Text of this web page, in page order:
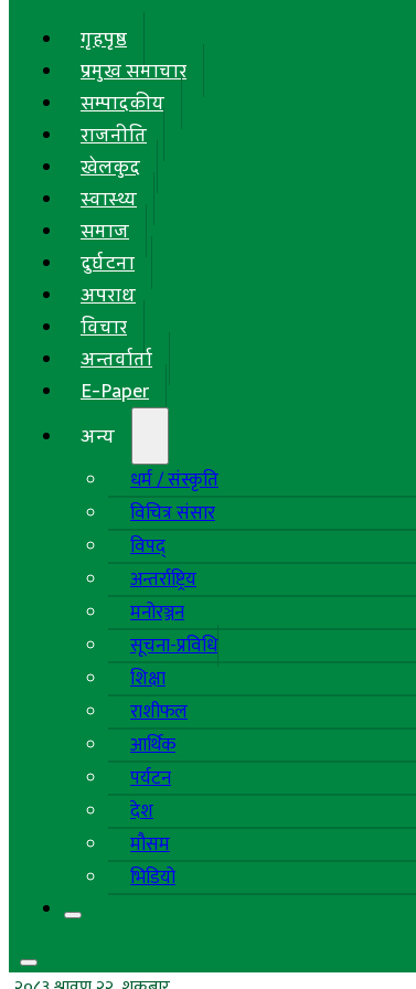
गृहपृष्ठ
प्रमुख समाचार
सम्पादकीय
राजनीति
खेलकुद
स्वास्थ्य
समाज
दुर्घटना
अपराध
विचार
अन्तर्वार्ता
E-Paper
अन्य
धर्म / संस्कृति
विचित्र संसार
विपद्
अन्तर्राष्ट्रिय
मनोरञ्जन
सूचना-प्रविधि
शिक्षा
राशीफल
आर्थिक
पर्यटन
देश
मौसम
भिडियो